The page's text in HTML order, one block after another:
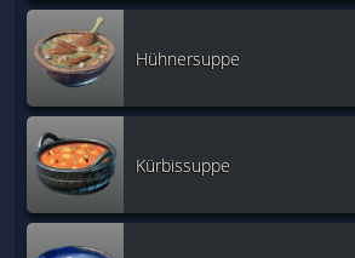
Hühnersuppe
Kürbissuppe